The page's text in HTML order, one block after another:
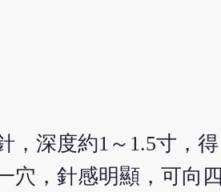
，深度約1～1.5寸，得
穴，針感明顯，可向四